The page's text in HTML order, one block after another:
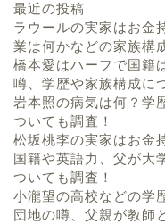
最近の投稿
ラウールの実家はお金
業は何かなどの家族構
橋本愛はハーフで国籍
噂、学歴や家族構成に
岩本照の病気は何？学
ついても調査！
松坂桃李の実家はお金
国籍や英語力、父が大
ついても調査！
小瀧望の高校などの学
団地の噂、父親が教師